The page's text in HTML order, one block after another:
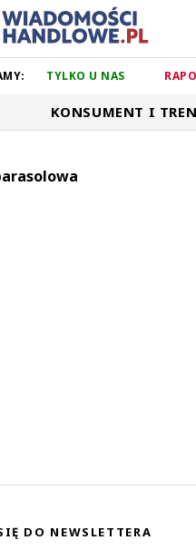
TYLKO U NAS
KONSUMENT I
DO NEWSLETTERA